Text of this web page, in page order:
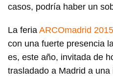
casos, podría haber un
La feria ARCOmadrid 2015
con una fuerte presencia
es, este año, invitada de
trasladado a Madrid a